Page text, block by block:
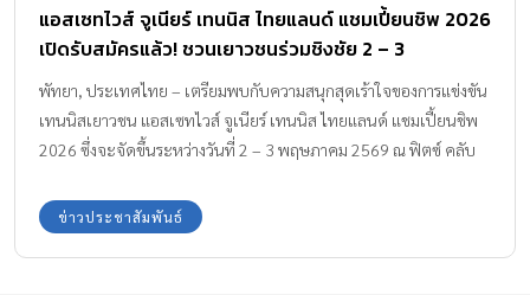
แอสเซทไวส์ จูเนียร์ เทนนิส ไทยแลนด์ แชมเปี้ยนชิพ 2026
เปิดรับสมัครแล้ว! ชวนเยาวชนร่วมชิงชัย 2 – 3
พฤษภาคมนี้
พัทยา, ประเทศไทย – เตรียมพบกับความสนุกสุดเร้าใจของการแข่งขัน
เทนนิสเยาวชน แอสเซทไวส์ จูเนียร์ เทนนิส ไทยแลนด์ แชมเปี้ยนชิพ
2026 ซึ่งจะจัดขึ้นระหว่างวันที่ 2 – 3 พฤษภาคม 2569 ณ ฟิตซ์ คลับ
แข่งขันรายการนี้นับเป็นอีกหนึ่งทัวร์นาเมนต์เทนนิสเยาวชนที่ได้รับ
ความสนใจอย่างต่อเนื่อง และ กำลังก้าวขึ้นเป็นเวทีสำคัญสำหรับ
ข่าวประชาสัมพันธ์